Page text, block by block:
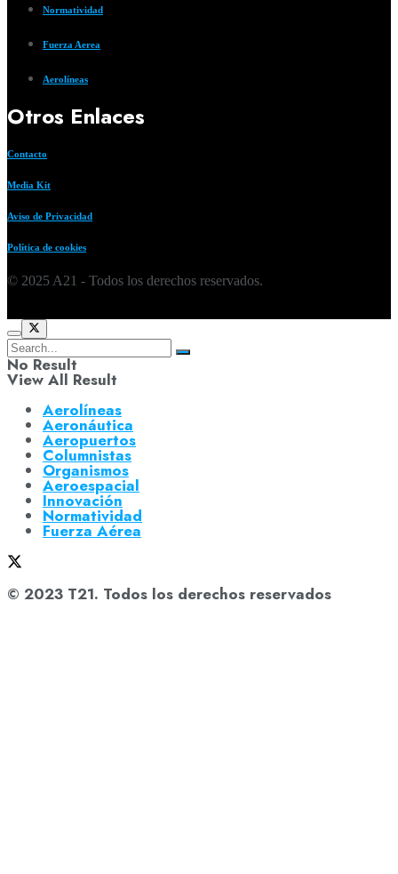
Normatividad
Fuerza Aerea
Aerolíneas
Otros Enlaces
Contacto
Media Kit
Aviso de Privacidad
Política de cookies
© 2025 A21 - Todos los derechos reservados.
No Result
View All Result
Aerolíneas
Aeronáutica
Aeropuertos
Columnistas
Organismos
Aeroespacial
Innovación
Normatividad
Fuerza Aérea
© 2023 T21. Todos los derechos reservados